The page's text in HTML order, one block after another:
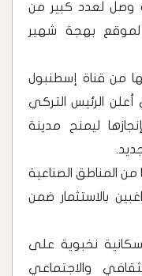
لعدد كبير من
بهجة شهير
من قناة إسطنبول
أعلن الرئيس التركي
ليمنح مدينة
المناطق الصناعية
بالاستثمار ضمن
نخبوية على
والاجتماعي